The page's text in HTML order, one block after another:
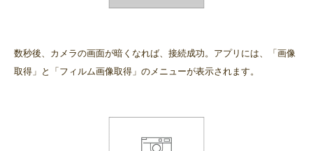
数秒後、カメラの画面が暗くなれば、接続成功。アプリには、「画像
取得」と「フィルム画像取得」のメニューが表示されます。